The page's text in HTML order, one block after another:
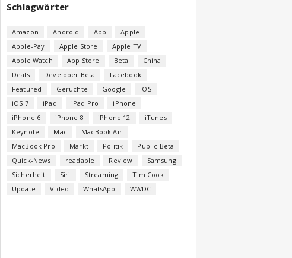
Schlagwörter
Amazon Android App
Apple
Apple-Pay
Apple Store
Apple TV
Apple Watch
App Store Beta
China
Deals
Developer Beta
Facebook
Featured
Gerüchte Google
iOS
iOS 7
iPad iPad Pro
iPhone
iPhone 6
iPhone 8 iPhone 12
iTunes
Keynote
Mac
MacBook Air
MacBook Pro
Markt Politik
Public Beta
Quick-News
readable Review
Samsung
Sicherheit
Siri Streaming
Tim Cook
Update
Video WhatsApp WWDC